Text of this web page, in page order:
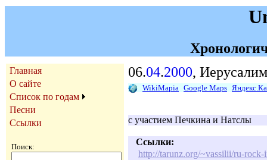
Главная
О сайте
Список по годам
Песни
Ссылки
Поиск:
06.04.2000,
WikiMapia Google Maps
с участием Печкина и Натслы
Ссылки:
http://tarunz.org/~vassilii/ru-